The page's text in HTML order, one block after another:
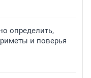
определить,
и поверья